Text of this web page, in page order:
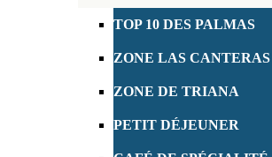
TOP 10 DES PALMAS
ZONE LAS CANTERAS
ZONE DE TRIANA
PETIT DÉJEUNER